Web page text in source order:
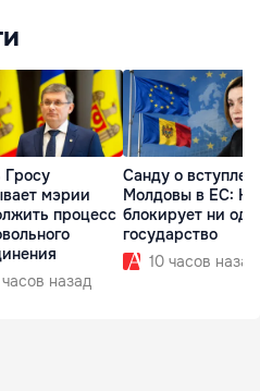
Гросу
мэрии
процесс
часов назад
Санду о
Молдовы в ЕС:
блокирует ни
государство
10 часов назад